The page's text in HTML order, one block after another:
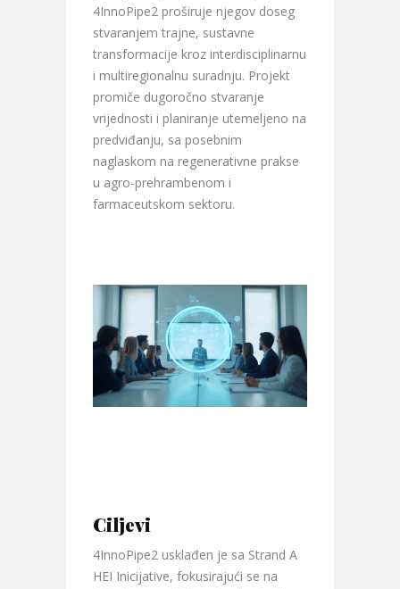
4InnoPipe2 proširuje njegov doseg
stvaranjem trajne, sustavne
transformacije kroz interdisciplinarnu
i multiregionalnu suradnju. Projekt
promiče dugoročno stvaranje
vrijednosti i planiranje utemeljeno na
predviđanju, sa posebnim
naglaskom na regenerativne prakse
u agro-prehrambenom i
farmaceutskom sektoru.
Ciljevi
4InnoPipe2 usklađen je sa Strand A
HEI Inicijative, fokusirajući se na